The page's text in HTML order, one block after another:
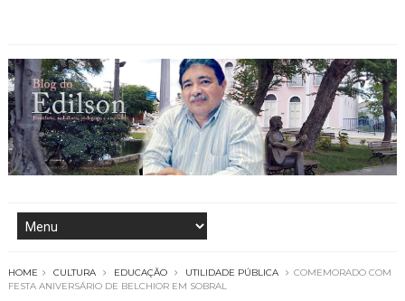
HOME CULTURA EDUCAÇÃO UTILIDADE PÚBLICA
COMEMORADO COM
FESTA ANIVERSÁRIO DE BELCHIOR EM SOBRAL